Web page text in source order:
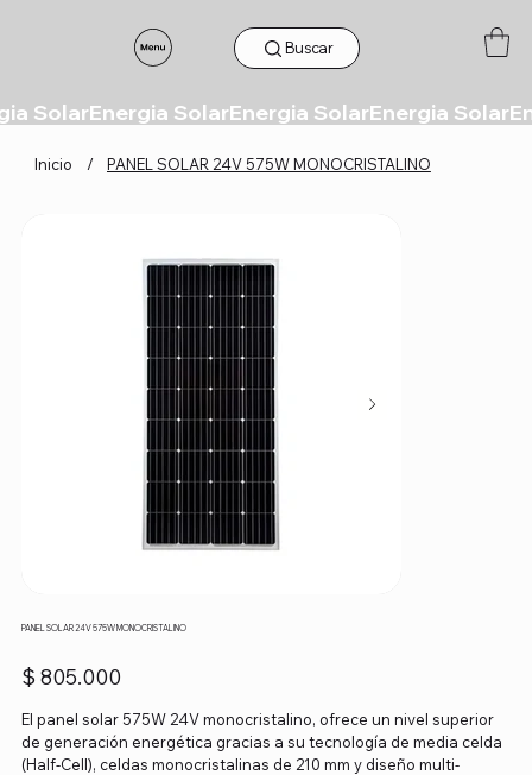
Buscar
Inicio / PANEL SOLAR 24V 575W MONOCRISTALINO
PANEL SOLAR 24V 575W MONOCRISTALINO
Precio
$ 805.000
El panel solar 575W 24V monocristalino, ofrece un nivel superior
de generación energética gracias a su tecnología de media celda
(Half-Cell), celdas monocristalinas de 210 mm y diseño multi-